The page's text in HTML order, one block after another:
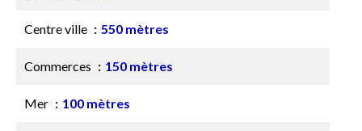
Centre ville 550 mètres
Commerces 150 mètres
Mer 100 mètres